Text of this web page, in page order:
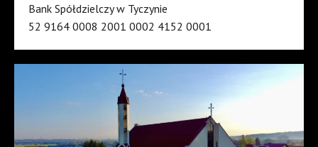
Bank Spółdzielczy w Tyczynie
52 9164 0008 2001 0002 4152 0001